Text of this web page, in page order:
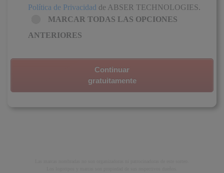
Política de Privacidad de ABSER TECHNOLOGIES.
MARCAR TODAS LAS OPCIONES
ANTERIORES
Continuar
gratuitamente